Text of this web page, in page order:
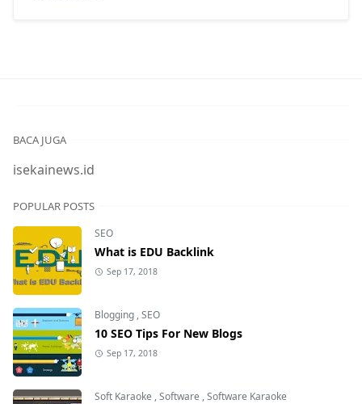
BACA JUGA
isekainews.id
POPULAR POSTS
SEO
What is EDU Backlink
Sep 17, 2018
Blogging ,SEO
10 SEO Tips For New Blogs
Sep 17, 2018
Soft Karaoke ,Software ,Software Karaoke